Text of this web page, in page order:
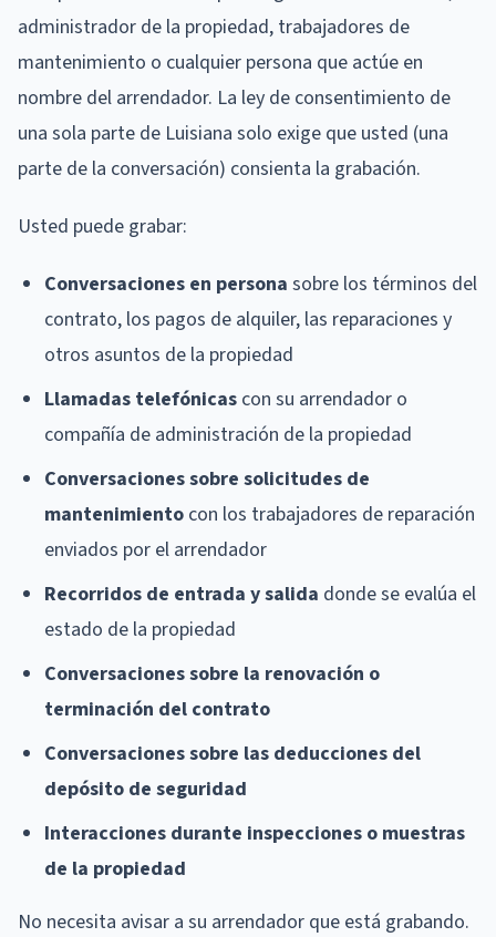
administrador de la propiedad, trabajadores de
mantenimiento o cualquier persona que actúe en
nombre del arrendador. La ley de consentimiento de
una sola parte de Luisiana solo exige que usted (una
parte de la conversación) consienta la grabación.
Usted puede grabar:
Conversaciones en persona sobre los términos del
contrato, los pagos de alquiler, las reparaciones y
otros asuntos de la propiedad
Llamadas telefónicas con su arrendador o
compañía de administración de la propiedad
Conversaciones sobre solicitudes de
mantenimiento con los trabajadores de reparación
enviados por el arrendador
Recorridos de entrada y salida donde se evalúa el
estado de la propiedad
Conversaciones sobre la renovación o
terminación del contrato
Conversaciones sobre las deducciones del
depósito de seguridad
Interacciones durante inspecciones o muestras
de la propiedad
No necesita avisar a su arrendador que está grabando.